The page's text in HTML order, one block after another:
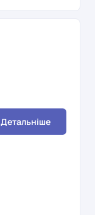
Детальніше